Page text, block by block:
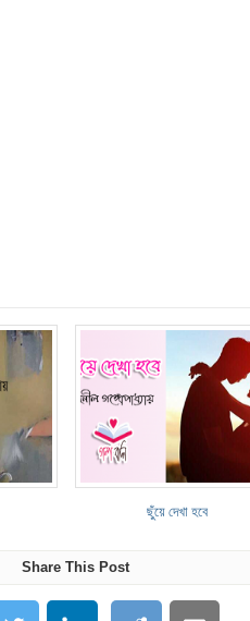
ছুঁয়ে দেখা হবে
Share This Post